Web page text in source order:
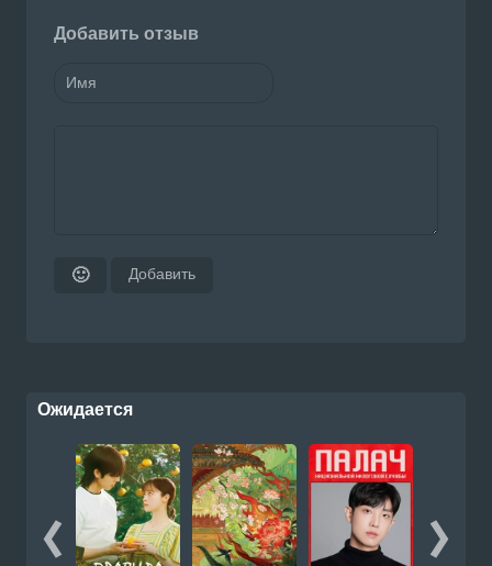
Добавить отзыв
🙂 Добавить
Ожидается